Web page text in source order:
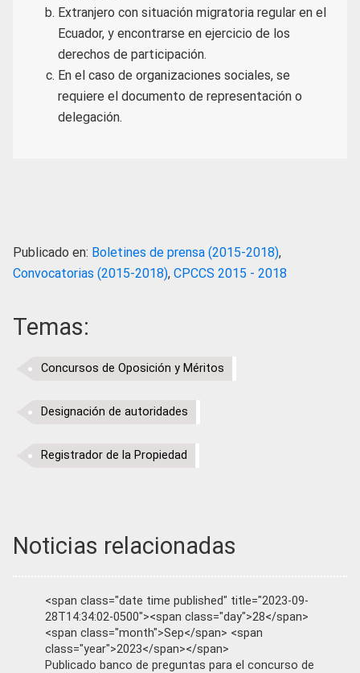
Extranjero con situación migratoria regular en el
Ecuador, y encontrarse en ejercicio de los
derechos de participación.
En el caso de organizaciones sociales, se
requiere el documento de representación o
delegación.
Publicado en: Boletines de prensa (2015-2018),
Convocatorias (2015-2018), CPCCS 2015 - 2018
Temas:
Concursos de Oposición y Méritos
Designación de autoridades
Registrador de la Propiedad
Noticias relacionadas
<span class="date time published" title="2023-09-
28T14:34:02-0500"><span class="day">28</span>
<span class="month">Sep</span> <span
class="year">2023</span></span>
Publicado banco de preguntas para el concurso de